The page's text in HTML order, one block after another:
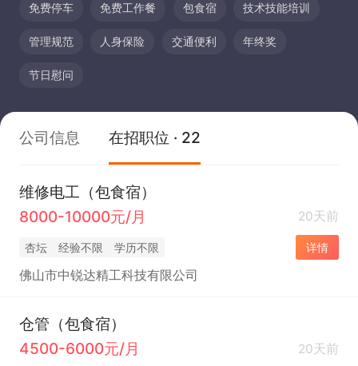
免费停车 免费工作餐 包食宿 技术技能培训
管理规范 人身保险 交通便利 年终奖
节日慰问
公司信息 在招职位 · 22
维修电工（包食宿）
8000-10000元/月
20天前
杏坛 经验不限 学历不限 详情
佛山市中锐达精工科技有限公司
仓管（包食宿）
4500-6000元/月
20天前